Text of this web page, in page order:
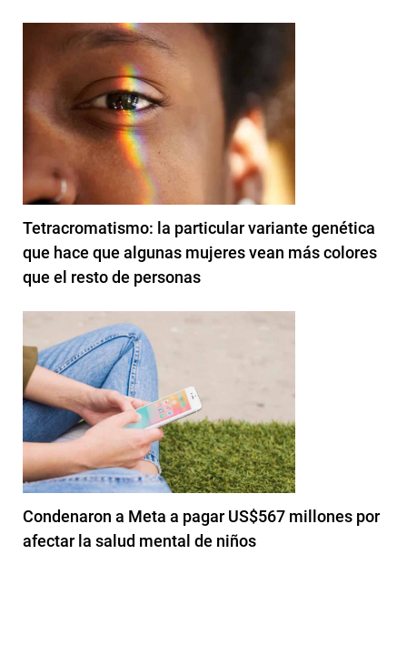
Tetracromatismo: la particular variante genética
que hace que algunas mujeres vean más colores
que el resto de personas
Condenaron a Meta a pagar US$567 millones por
afectar la salud mental de niños